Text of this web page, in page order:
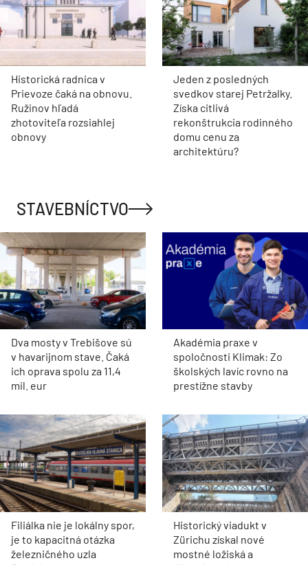
Historická radnica v
Prievoze čaká na obnovu.
Ružinov hľadá
zhotoviteľa rozsiahlej
obnovy
Jeden z posledných
svedkov starej Petržalky.
Získa citlivá
rekonštrukcia rodinného
domu cenu za
architektúru?
STAVEBNÍCTVO
Dva mosty v Trebišove sú
v havarijnom stave. Čaká
ich oprava spolu za 11,4
mil. eur
Akadémia praxe v
spoločnosti Klimak: Zo
školských lavíc rovno na
prestížne stavby
Filiálka nie je lokálny spor,
je to kapacitná otázka
železničného uzla
Historický viadukt v
Zürichu získal nové
mostné ložiská a